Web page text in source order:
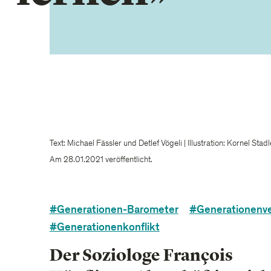
Text: Michael Fässler und Detlef Vögeli | Illustration: Kornel
Am 28.01.2021 veröffentlicht.
#Generationen-Barometer
#Generationenkonflikt
Der Soziologe François